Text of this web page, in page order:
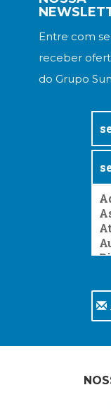
Entre com
receber
do Grupo